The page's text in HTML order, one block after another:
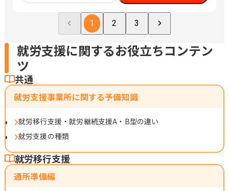
1 2 3
就労支援に関するお役立ちコンテン
ツ
共通
就労支援事業所に関する予備知識
就労移行支援・就労継続支援A・B型の違い
就労支援の種類
就労移行支援
通所準備編